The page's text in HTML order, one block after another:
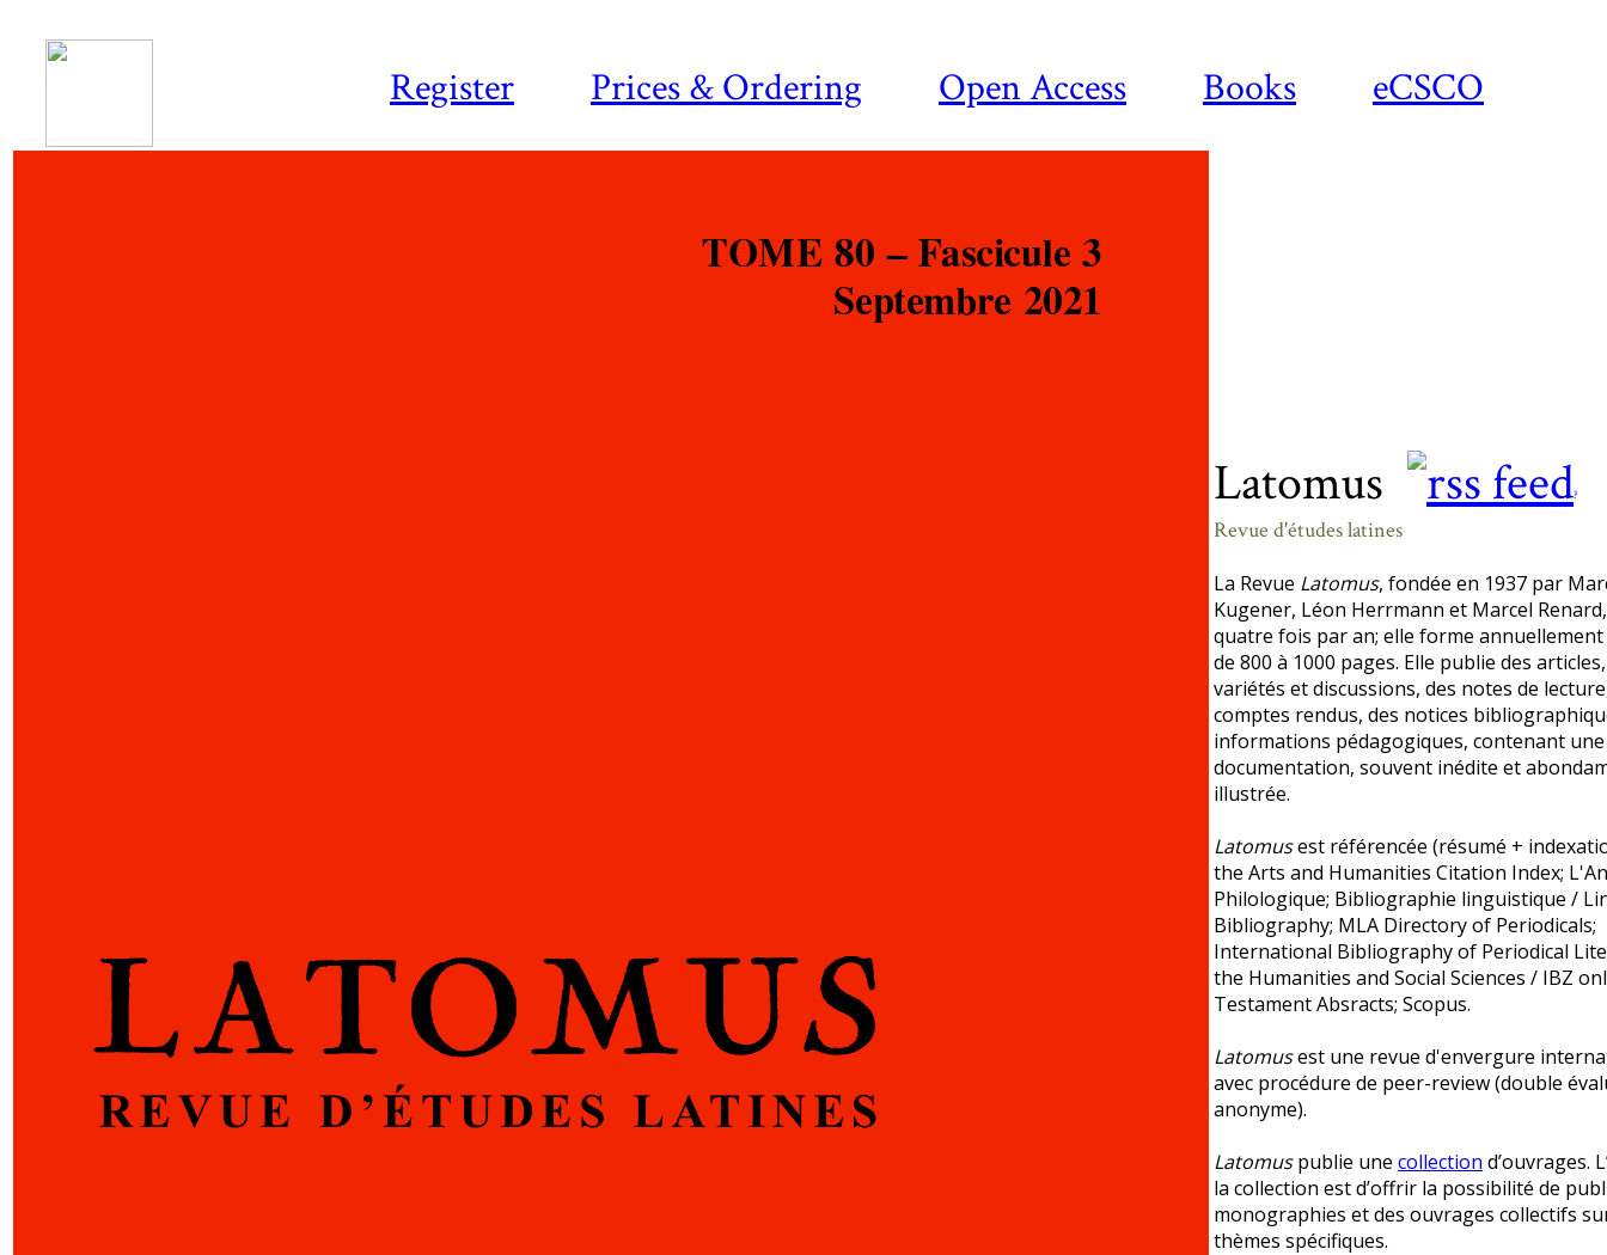
Register Prices & Ordering Open Access Books eCSCO
Latomus ?
Revue d'études latines
La Revue Latomus, fondée en 1937 par
Kugener, Léon Herrmann et Marcel
quatre fois par an; elle forme
de 800 à 1000 pages. Elle publie des
variétés et discussions, des notes de
comptes rendus, des notices
informations pédagogiques, contenant
documentation, souvent inédite et
illustrée.
Latomusest référencée (résumé +
the Arts and Humanities Citation Index;
Philologique; Bibliographie linguistique /
Bibliography; MLA Directory of Periodicals;
International Bibliography of Periodical
the Humanities and Social Sciences / IBZ
Testament Absracts; Scopus.
Latomusest une revue d'envergure
avec procédure de peer-review (double
anonyme).
Latomuspublie une collection d’ouvrages.
la collection est d’offrir la possibilité de
monographies et des ouvrages collectifs
thèmes spécifiques.